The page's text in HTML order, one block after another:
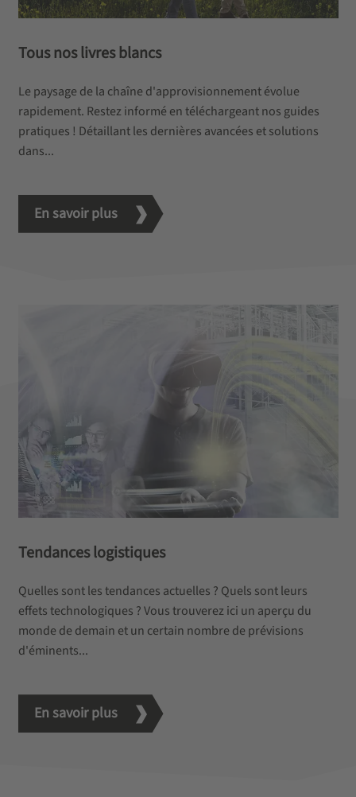
Tous nos livres blancs
Le paysage de la chaîne d'approvisionnement évolue
rapidement. Restez informé en téléchargeant nos guides
pratiques ! Détaillant les dernières avancées et solutions
dans...
En savoir plus
Tendances logistiques
Quelles sont les tendances actuelles ? Quels sont leurs
effets technologiques ? Vous trouverez ici un aperçu du
monde de demain et un certain nombre de prévisions
d'éminents...
En savoir plus